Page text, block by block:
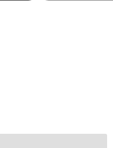
гранита
гранита